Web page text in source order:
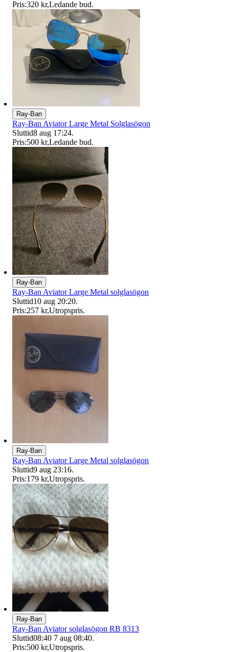
Pris:320 kr,Ledande bud.
Ray-Ban
Ray-Ban Aviator Large Metal Solglasögon
Sluttid8 aug 17:24.
Pris:500 kr,Ledande bud.
Ray-Ban
Ray-Ban Aviator Large Metal solglasögon
Sluttid10 aug 20:20.
Pris:257 kr,Utropspris.
Ray-Ban
Ray-Ban Aviator Large Metal solglasögon
Sluttid9 aug 23:16.
Pris:179 kr,Utropspris.
Ray-Ban
Ray-Ban Aviator solglasögon RB 8313
Sluttid08:40 7 aug 08:40.
Pris:500 kr,Utropspris.